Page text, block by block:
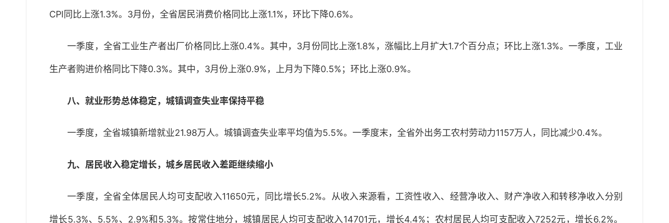
CPI同比上涨1.3%。3月份，全省居民消费价格同比上涨1.1%，环比下降0.6%。
一季度，全省工业生产者出厂价格同比上涨0.4%。其中，3月份同比上涨1.8%，涨幅比上月扩大1.7个百分点；环比上涨1.3%。一季度，工业
生产者购进价格同比下降0.3%。其中，3月份上涨0.9%，上月为下降0.5%；环比上涨0.9%。
八、就业形势总体稳定，城镇调查失业率保持平稳
一季度，全省城镇新增就业21.98万人。城镇调查失业率平均值为5.5%。一季度末，全省外出务工农村劳动力1157万人，同比减少0.4%。
九、居民收入稳定增长，城乡居民收入差距继续缩小
一季度，全省全体居民人均可支配收入11650元，同比增长5.2%。从收入来源看，工资性收入、经营净收入、财产净收入和转移净收入分别
增长5.3%、5.5%、2.9%和5.3%。按常住地分，城镇居民人均可支配收入14701元，增长4.4%；农村居民人均可支配收入7252元，增长6.2%。